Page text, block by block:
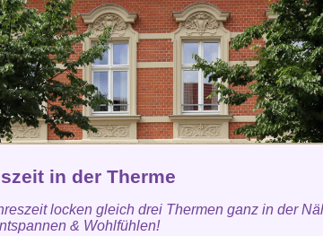
in der Therme
locken gleich drei Thermen ganz in der
& Wohlfühlen!